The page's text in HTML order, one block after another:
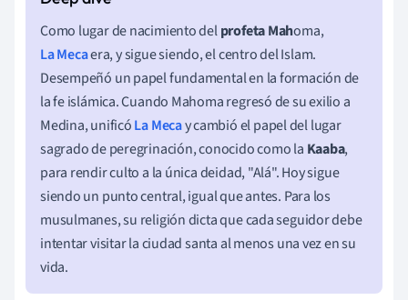
Como lugar de nacimiento delprofeta Mahoma,
La Mecaera, y sigue siendo, el centro del Islam.
Desempeñó un papel fundamental en la formación de
la fe islámica. Cuando Mahoma regresó de su exilio a
Medina, unificóLa Mecay cambió el papel del lugar
sagrado de peregrinación, conocido como la Kaaba,
para rendir culto a la única deidad, "Alá". Hoy sigue
siendo un punto central, igual que antes. Para los
musulmanes, su religión dicta que cada seguidor debe
intentar visitar la ciudad santa al menos una vez en su
vida.